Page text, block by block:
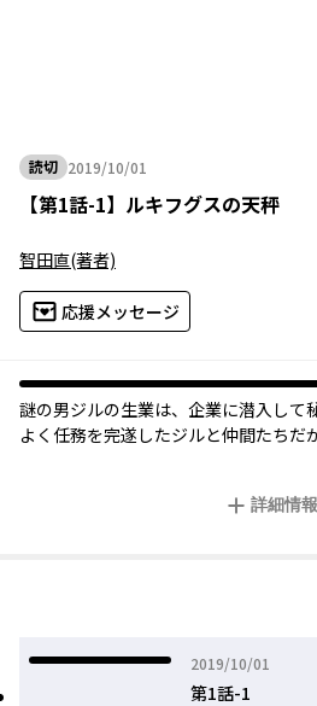
読切 2019/10/01
2019年10月01日
【第1話-1】 ルキフグスの天秤
智田直(著者)
応援メッセージ
謎の男ジルの生業は、企業に潜入して
よく任務を完遂したジルと仲間たちだ
詳細情報
2019/10/01
2019年10月01日
第1話-1